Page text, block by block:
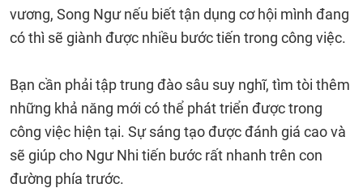
vương, Song Ngư nếu biết tận dụng cơ hội mình đang
có thì sẽ giành được nhiều bước tiến trong công việc.
Bạn cần phải tập trung đào sâu suy nghĩ, tìm tòi thêm
những khả năng mới có thể phát triển được trong
công việc hiện tại. Sự sáng tạo được đánh giá cao và
sẽ giúp cho Ngư Nhi tiến bước rất nhanh trên con
đường phía trước.